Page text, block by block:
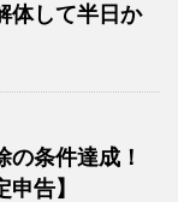
体して半日か
条件達成！
告】